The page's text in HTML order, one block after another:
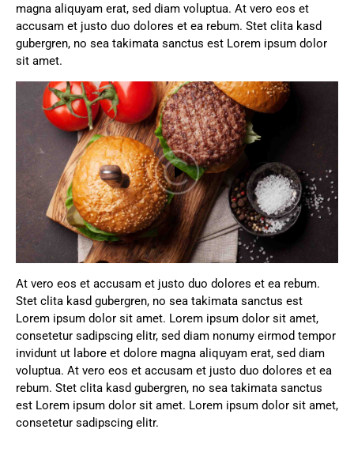
magna aliquyam erat, sed diam voluptua. At vero eos et
accusam et justo duo dolores et ea rebum. Stet clita kasd
gubergren, no sea takimata sanctus est Lorem ipsum dolor
sit amet.
At vero eos et accusam et justo duo dolores et ea rebum.
Stet clita kasd gubergren, no sea takimata sanctus est
Lorem ipsum dolor sit amet. Lorem ipsum dolor sit amet,
consetetur sadipscing elitr, sed diam nonumy eirmod tempor
invidunt ut labore et dolore magna aliquyam erat, sed diam
voluptua. At vero eos et accusam et justo duo dolores et ea
rebum. Stet clita kasd gubergren, no sea takimata sanctus
est Lorem ipsum dolor sit amet. Lorem ipsum dolor sit amet,
consetetur sadipscing elitr.